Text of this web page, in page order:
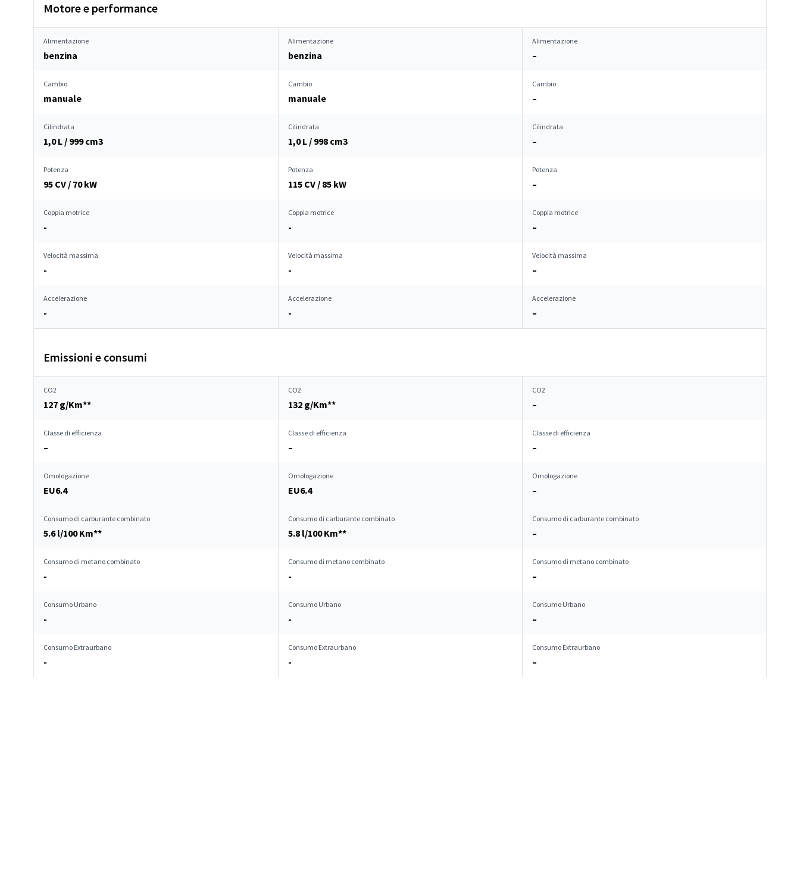
Motore e performance
Alimentazione
benzina
Alimentazione
benzina
Alimentazione
–
Cambio
manuale
Cambio
manuale
Cambio
–
Cilindrata
1,0 L / 999 cm3
Cilindrata
1,0 L / 998 cm3
Cilindrata
–
Potenza
95 CV / 70 kW
Potenza
115 CV / 85 kW
Potenza
–
Coppia motrice
-
Coppia motrice
-
Coppia motrice
–
Velocità massima
-
Velocità massima
-
Velocità massima
–
Accelerazione
-
Accelerazione
-
Accelerazione
–
Emissioni e consumi
CO2
127 g/Km**
CO2
132 g/Km**
CO2
–
Classe di efficienza
–
Classe di efficienza
–
Classe di efficienza
–
Omologazione
EU6.4
Omologazione
EU6.4
Omologazione
–
Consumo di carburante combinato
5.6 l/100 Km**
Consumo di carburante combinato
5.8 l/100 Km**
Consumo di carburante combinato
–
Consumo di metano combinato
-
Consumo di metano combinato
-
Consumo di metano combinato
–
Consumo Urbano
-
Consumo Urbano
-
Consumo Urbano
–
Consumo Extraurbano
-
Consumo Extraurbano
-
Consumo Extraurbano
–